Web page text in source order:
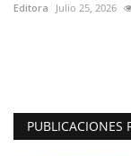
Editora Julio 25, 2026
PUBLICACIONES